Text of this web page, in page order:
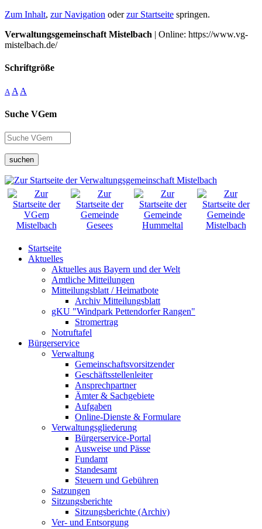
Zum Inhalt, zur Navigation oderzur Startseite springen.
Verwaltungsgemeinschaft Mistelbach | Online: https://www.vg-
mistelbach.de/
Schriftgröße
A A A
Suche VGem
suchen
Startseite
Aktuelles
Aktuelles aus Bayern und der Welt
Amtliche Mitteilungen
Mitteilungsblatt / Heimatbote
Archiv Mitteilungsblatt
gKU "Windpark Pettendorfer Rangen"
Stromertrag
Notruftafel
Bürgerservice
Verwaltung
Gemeinschaftsvorsitzender
Geschäftsstellenleiter
Ansprechpartner
Ämter & Sachgebiete
Aufgaben
Online-Dienste & Formulare
Verwaltungsgliederung
Bürgerservice-Portal
Ausweise und Pässe
Fundamt
Standesamt
Steuern und Gebühren
Satzungen
Sitzungsberichte
Sitzungsberichte (Archiv)
Ver- und Entsorgung